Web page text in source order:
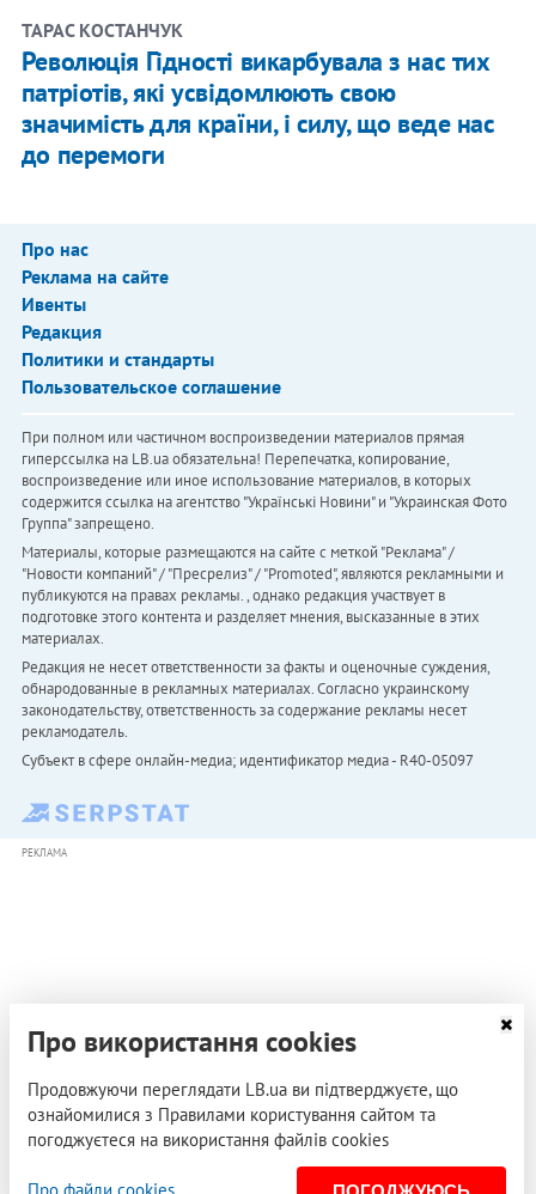
ТАРАС КОСТАНЧУК
Революція Гідності викарбувала з нас тих
патріотів, які усвідомлюють свою
значимість для країни, і силу, що веде нас
до перемоги
Про нас
Реклама на сайте
Ивенты
Редакция
Политики и стандарты
Пользовательское соглашение
При полном или частичном воспроизведении материалов прямая
гиперссылка на LB.ua обязательна! Перепечатка, копирование,
воспроизведение или иное использование материалов, в которых
содержится ссылка на агентство "Українськi Новини" и "Украинская Фото
Группа" запрещено.
Материалы, которые размещаются на сайте с меткой "Реклама" /
"Новости компаний" / "Пресрелиз" / "Promoted", являются рекламными и
публикуются на правах рекламы. , однако редакция участвует в
подготовке этого контента и разделяет мнения, высказанные в этих
материалах.
Редакция не несет ответственности за факты и оценочные суждения,
обнародованные в рекламных материалах. Согласно украинскому
законодательству, ответственность за содержание рекламы несет
рекламодатель.
Субъект в сфере онлайн-медиа; идентификатор медиа - R40-05097
РЕКЛАМА
Про використання cookies
Продовжуючи переглядати LB.ua ви підтверджуєте, що
ознайомилися з Правилами користування сайтом та
погоджуєтеся на використання файлів cookies